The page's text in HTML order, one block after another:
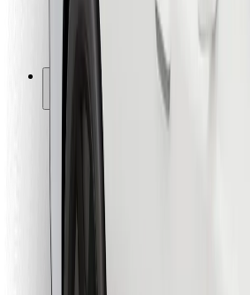
Voor restaurants
Bolt for Business
Leveranciers
Algemene voorwaarden
Cookies
Beveiliging
Download Bolt app